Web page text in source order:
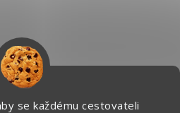
se každému cestovateli